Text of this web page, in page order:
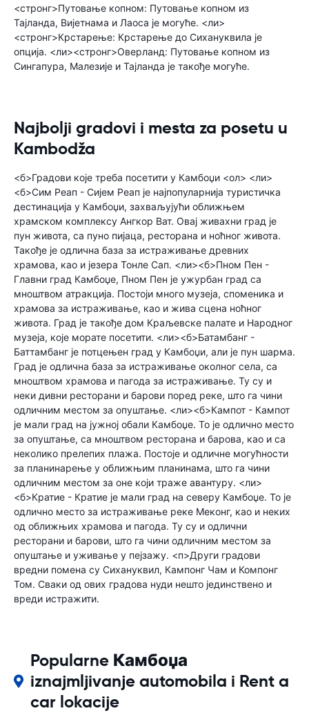
<стронг>Путовање копном: Путовање копном из
Тајланда, Вијетнама и Лаоса је могуће. <ли>
<стронг>Крстарење: Крстарење до Сихануквила је
опција. <ли><стронг>Оверланд: Путовање копном из
Сингапура, Малезије и Тајланда је такође могуће.
Najbolji gradovi i mesta za posetu u
Kambodža
<б>Градови које треба посетити у Камбоџи <ол> <ли>
<б>Сим Реап - Сијем Реап је најпопуларнија туристичка
дестинација у Камбоџи, захваљујући оближњем
храмском комплексу Ангкор Ват. Овај живахни град је
пун живота, са пуно пијаца, ресторана и ноћног живота.
Такође је одлична база за истраживање древних
храмова, као и језера Тонле Сап. <ли><б>Пном Пен -
Главни град Камбоџе, Пном Пен је ужурбан град са
мноштвом атракција. Постоји много музеја, споменика и
храмова за истраживање, као и жива сцена ноћног
живота. Град је такође дом Краљевске палате и Народног
музеја, које морате посетити. <ли><б>Батамбанг -
Баттамбанг је потцењен град у Камбоџи, али је пун шарма.
Град је одлична база за истраживање околног села, са
мноштвом храмова и пагода за истраживање. Ту су и
неки дивни ресторани и барови поред реке, што га чини
одличним местом за опуштање. <ли><б>Кампот - Кампот
је мали град на јужној обали Камбоџе. То је одлично место
за опуштање, са мноштвом ресторана и барова, као и са
неколико прелепих плажа. Постоје и одличне могућности
за планинарење у оближњим планинама, што га чини
одличним местом за оне који траже авантуру. <ли>
<б>Кратие - Кратие је мали град на северу Камбоџе. То је
одлично место за истраживање реке Меконг, као и неких
од оближњих храмова и пагода. Ту су и одлични
ресторани и барови, што га чини одличним местом за
опуштање и уживање у пејзажу. <п>Други градови
вредни помена су Сихануквил, Кампонг Чам и Компонг
Том. Сваки од ових градова нуди нешто јединствено и
вреди истражити.
Popularne Камбоџа
iznajmljivanje automobila i Rent a
car lokacije